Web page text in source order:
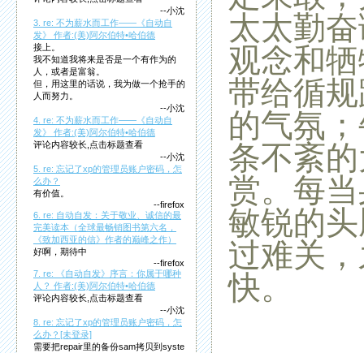
--小沈
3. re: 不为薪水而工作——《自动自
发》 作者:(美)阿尔伯特•哈伯德
接上。
我不知道我将来是否是一个有作为的
人，或者是富翁。
但，用这里的话说，我为做一个抢手的
人而努力。
--小沈
4. re: 不为薪水而工作——《自动自
发》 作者:(美)阿尔伯特•哈伯德
评论内容较长,点击标题查看
--小沈
5. re: 忘记了xp的管理员账户密码，怎
么办？
有价值。
--firefox
6. re: 自动自发：关于敬业、诚信的最
完美读本（全球最畅销图书第六名，
《致加西亚的信》作者的巅峰之作）
好啊，期待中
--firefox
7. re: 《自动自发》序言：你属于哪种
人？ 作者:(美)阿尔伯特•哈伯德
评论内容较长,点击标题查看
--小沈
8. re: 忘记了xp的管理员账户密码，怎
么办？[未登录]
需要把repair里的备份sam拷贝到syste
太太勤
观念和
带给循
的气氛；
条不紊
赏。每
敏锐的
过难关
快。